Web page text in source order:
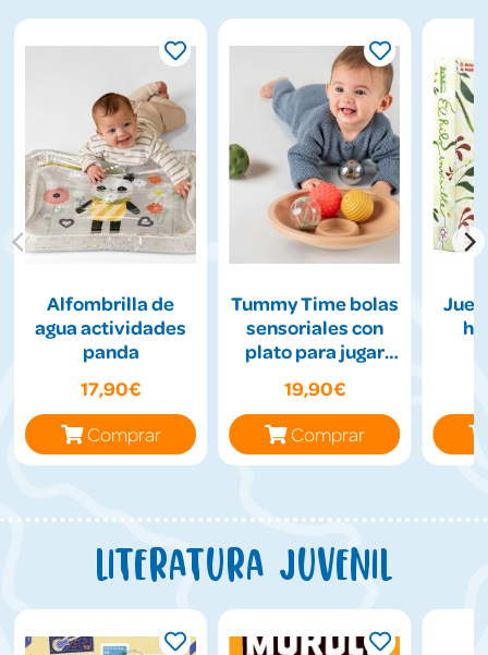
Alfombrilla de
agua actividades
panda
17,90€
Comprar
Tummy Time bolas
sensoriales con
plato para jugar
19,90€
Comprar
Literatura juvenil